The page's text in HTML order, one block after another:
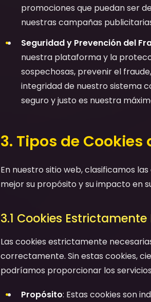
promociones que puedan ser
nuestras campañas
Seguridad y Prevención del
nuestra plataforma y la
sospechosas, prevenir el
integridad de nuestro sistema
seguro y justo es nuestra
3. Tipos de
En nuestro sitio web, clasificamos
mejor su propósito y su impacto en
3.1 Cookies
Las cookies estrictamente
correctamente. Sin estas cookies,
podríamos proporcionar los
Propósito: Estas cookies son